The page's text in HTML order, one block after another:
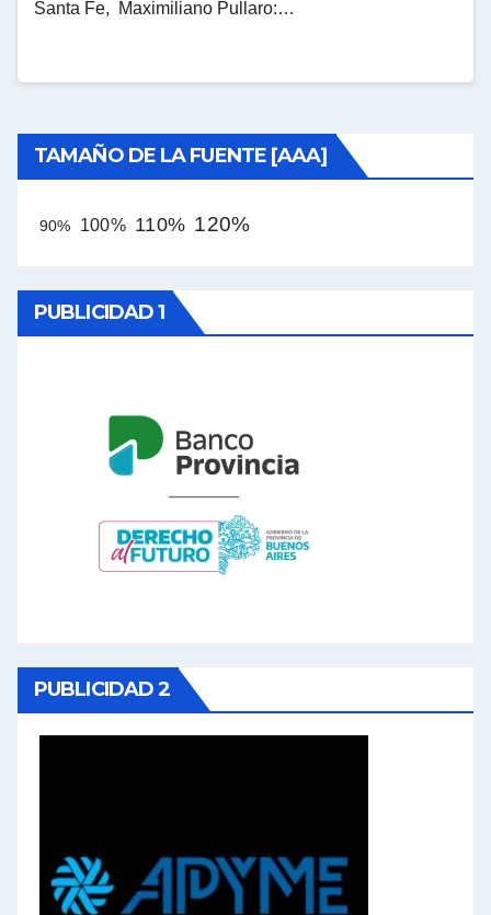
Santa Fe, Maximiliano Pullaro:…
TAMAÑO DE LA FUENTE [AAA]
90% 100% 110% 120%
PUBLICIDAD 1
PUBLICIDAD 2